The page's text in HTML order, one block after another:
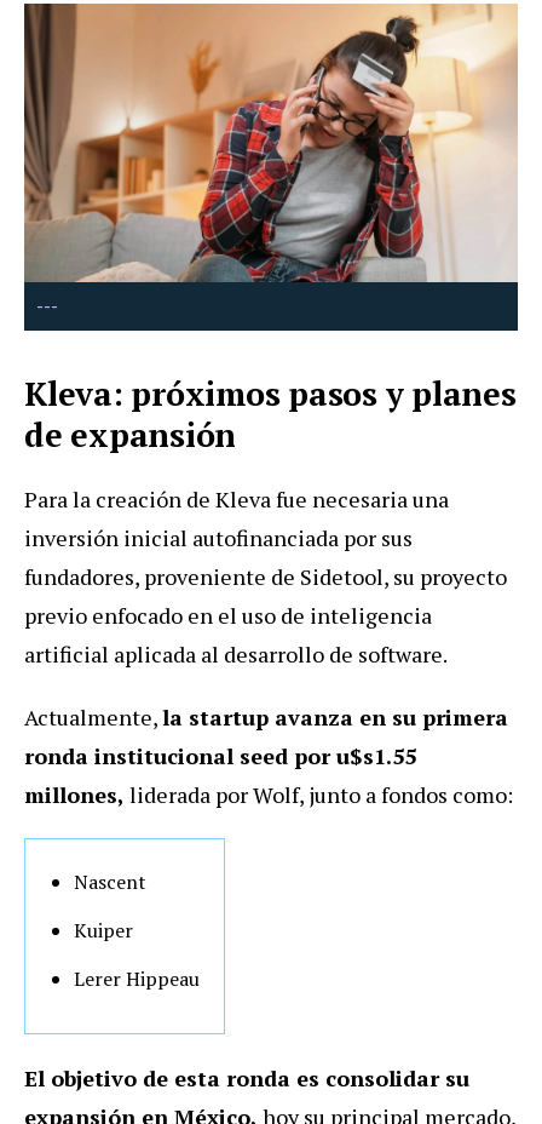
---
Kleva: próximos pasos y planes
de expansión
Para la creación de Kleva fue necesaria una
inversión inicial autofinanciada por sus
fundadores, proveniente de Sidetool, su proyecto
previo enfocado en el uso de inteligencia
artificial aplicada al desarrollo de software.
Actualmente,la startup avanza en su primera
ronda institucional seed por u$s1.55
millones, liderada por Wolf, junto a fondos como:
Nascent
Kuiper
Lerer Hippeau
El objetivo de esta ronda es consolidar su
expansión en México, hoy su principal mercado,